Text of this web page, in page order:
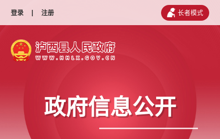
登录 | 注册 长者模式
政府信息公开